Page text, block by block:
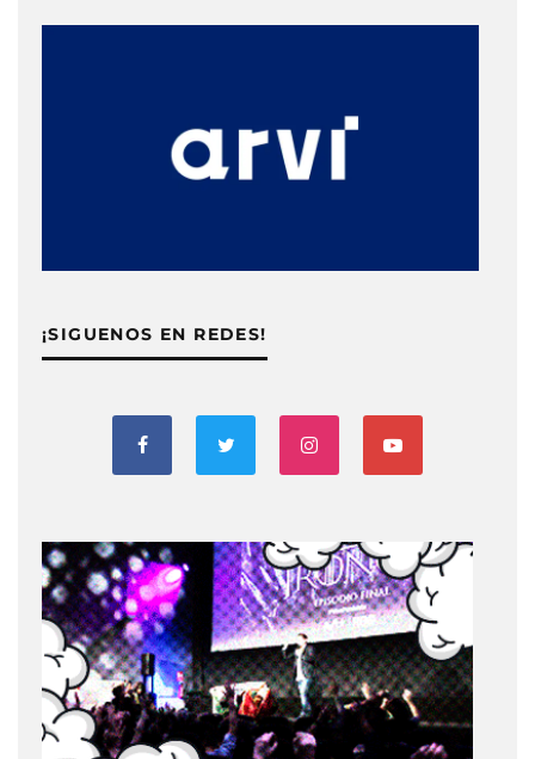
¡SIGUENOS EN REDES!